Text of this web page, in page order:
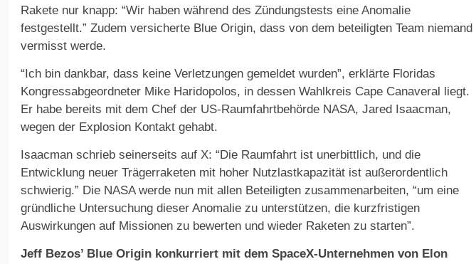
Rakete nur knapp: “Wir haben während des Zündungstests eine Anomalie
festgestellt.” Zudem versicherte Blue Origin, dass von dem beteiligten Team niemand
vermisst werde.
“Ich bin dankbar, dass keine Verletzungen gemeldet wurden”, erklärte Floridas
Kongressabgeordneter Mike Haridopolos, in dessen Wahlkreis Cape Canaveral liegt.
Er habe bereits mit dem Chef der US-Raumfahrtbehörde NASA, Jared Isaacman,
wegen der Explosion Kontakt gehabt.
Isaacman schrieb seinerseits auf X: “Die Raumfahrt ist unerbittlich, und die
Entwicklung neuer Trägerraketen mit hoher Nutzlastkapazität ist außerordentlich
schwierig.” Die NASA werde nun mit allen Beteiligten zusammenarbeiten, “um eine
gründliche Untersuchung dieser Anomalie zu unterstützen, die kurzfristigen
Auswirkungen auf Missionen zu bewerten und wieder Raketen zu starten”.
Jeff Bezos’ Blue Origin konkurriert mit dem SpaceX-Unternehmen von Elon